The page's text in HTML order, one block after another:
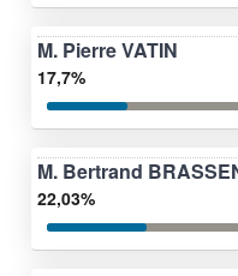
M. Pierre VATIN
17,7%
M. Bertrand
22,03%